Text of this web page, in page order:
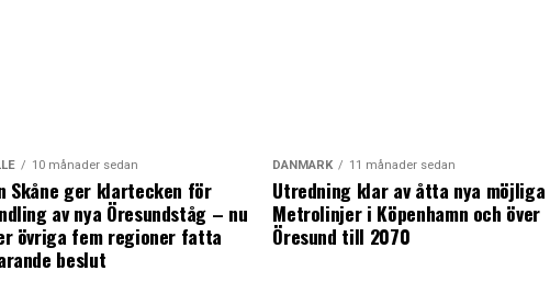
10 månader sedan
Skåne ger klartecken för
av nya Öresundståg – nu
övriga fem regioner fatta
beslut
DANMARK 11 månader sedan
Utredning klar av åtta nya möjliga
Metrolinjer i Köpenhamn och över
Öresund till 2070